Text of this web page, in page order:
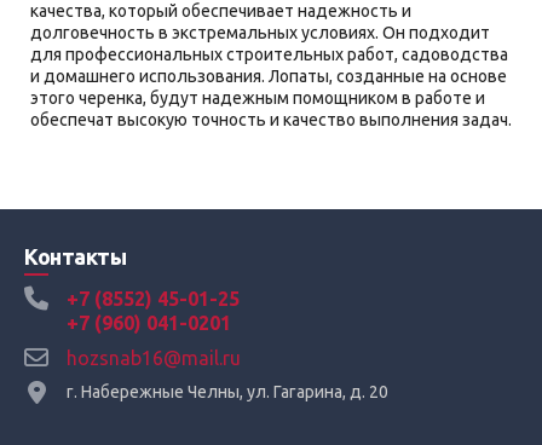
качества, который обеспечивает надежность и
долговечность в экстремальных условиях. Он подходит
для профессиональных строительных работ, садоводства
и домашнего использования. Лопаты, созданные на основе
этого черенка, будут надежным помощником в работе и
обеспечат высокую точность и качество выполнения задач.
Контакты
+7 (8552) 45-01-25
+7 (960) 041-0201
hozsnab16@mail.ru
г. Набережные Челны, ул. Гагарина, д. 20